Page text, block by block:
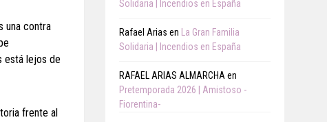
una contra
está lejos de
frente al
Solidaria | Incendios en España
Rafael Arias en
La Gran Familia
Solidaria | Incendios en España
RAFAEL ARIAS ALMARCHA en
Pretemporada 2026 | Amistoso -
Fiorentina-